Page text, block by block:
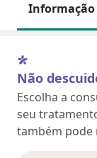
Informação
Não
Escolha a
seu
também pode